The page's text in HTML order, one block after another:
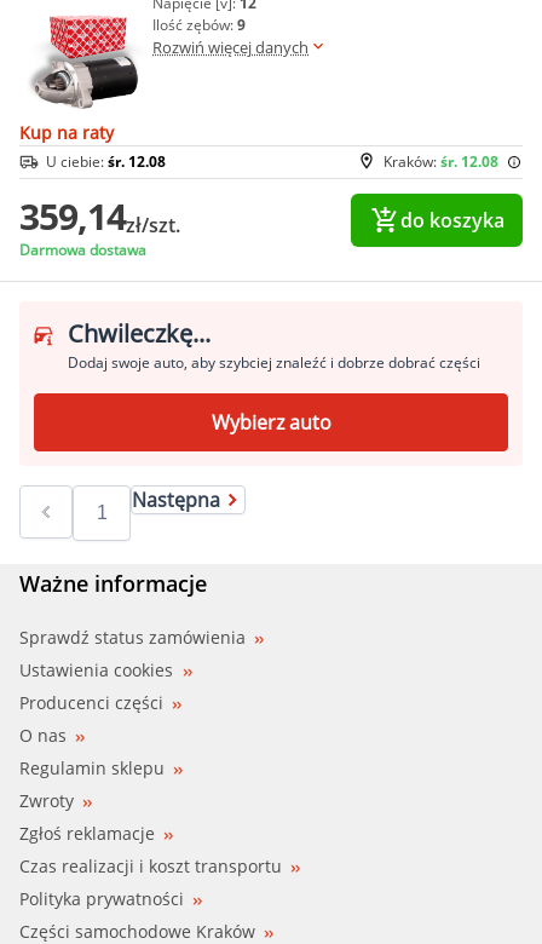
Ilość zębów:9
Rozwiń więcej danych
Kup na raty
Kraków:śr. 12.08
U ciebie:śr. 12.08
359,14zł/szt.
Darmowa dostawa
do koszyka
Chwileczkę...
Dodaj swoje auto, aby szybciej znaleźć i dobrze dobrać części
Wybierz auto
Następna
Ważne informacje
Sprawdź status zamówienia
Ustawienia cookies
Producenci części
O nas
Regulamin sklepu
Zwroty
Zgłoś reklamacje
Czas realizacji i koszt transportu
Polityka prywatności
Części samochodowe Kraków